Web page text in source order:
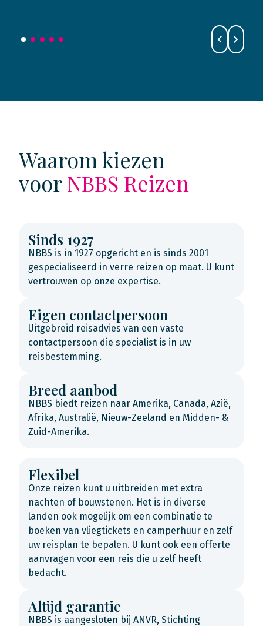
Waarom kiezen
voorNBBS Reizen
Sinds 1927
NBBS is in 1927 opgericht en is sinds 2001
gespecialiseerd in verre reizen op maat. U kunt
vertrouwen op onze expertise.
Eigen contactpersoon
Uitgebreid reisadvies van een vaste
contactpersoon die specialist is in uw
reisbestemming.
Breed aanbod
NBBS biedt reizen naar Amerika, Canada, Azië,
Afrika, Australië, Nieuw-Zeeland en Midden- &
Zuid-Amerika.
Flexibel
Onze reizen kunt u uitbreiden met extra
nachten of bouwstenen. Het is in diverse
landen ook mogelijk om een combinatie te
boeken van vliegtickets en camperhuur en zelf
uw reisplan te bepalen. U kunt ook een offerte
aanvragen voor een reis die u zelf heeft
bedacht.
Altijd garantie
NBBS is aangesloten bij ANVR, Stichting